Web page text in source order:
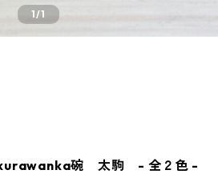
1/1
kurawanka碗 太駒 - 全２色 -